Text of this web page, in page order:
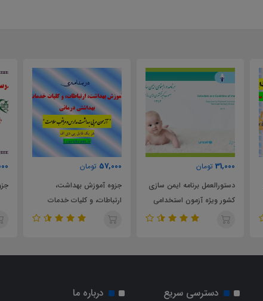
31,000 تومان
دستورالعمل برنامه ایمن سازی
کشور ویژه آزمون استخدامی
مربی بهداشت و مراقب
57,000 تومان
جزوه آموزش بهداشت،
ارتباطات، و کلیات خدمات
بهداشتی درمانی
دسترسی سریع درباره ما